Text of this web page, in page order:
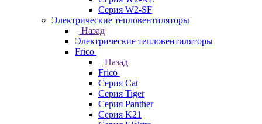
Серия W2-SF
Электрические тепловентиляторы
Назад
Электрические тепловентиляторы
Frico
Назад
Frico
Серия Cat
Серия Tiger
Серия Panther
Серия K21